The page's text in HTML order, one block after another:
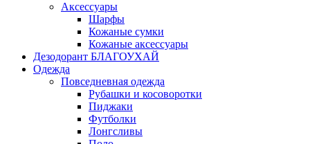
Аксессуары
Шарфы
Кожаные сумки
Кожаные аксессуары
Дезодорант БЛАГОУХАЙ
Одежда
Повседневная одежда
Рубашки и косоворотки
Пиджаки
Футболки
Лонгсливы